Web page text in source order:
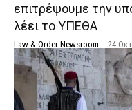
επιτρέψουμε την
λέει το ΥΠΕΘΑ
Law & Order Newsroom - 24